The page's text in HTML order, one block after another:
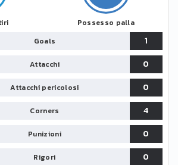
Possesso palla
Goals
1
Attacchi
0
Attacchi pericolosi
0
Corners
4
Punizioni
0
Rigori 0